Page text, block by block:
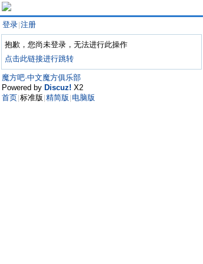
登录 注册
抱歉，您尚未登录，无法进行此操作
点击此链接进行跳转
魔方吧·中文魔方俱乐部
Powered by Discuz! X2
首页 标准版 精简版 电脑版